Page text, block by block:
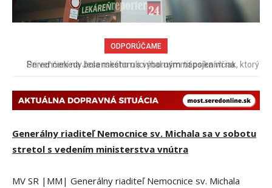
ODPORÚČAME
Pri venčení na Jesenského ulici mal usmrtiť psíka vlčiak, ktorý
Generálny riaditeľ Nemocnice sv. Michala sa v sobotu
stretol s vedením ministerstva vnútra
MV SR |MM| Generálny riaditeľ Nemocnice sv. Michala